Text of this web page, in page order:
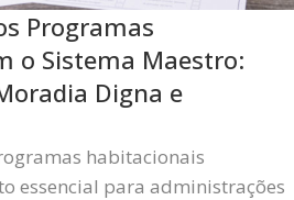
Programas
o Sistema Maestro:
Digna e
habitacionais
essencial para administrações